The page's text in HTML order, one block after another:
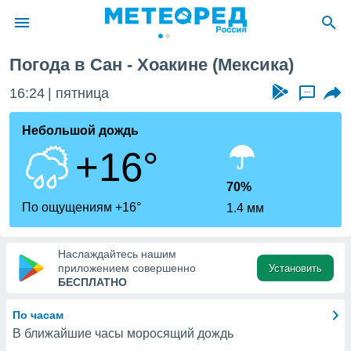
о
Вы можете
к этому
доступ
Погода в Сан - Хоакине (Мексика)
16:24 пятница ...
Небольшой дождь
+16°
По ощущениям +16°
70%
1.4 мм
Наслаждайтесь нашим
приложением совершенно
БЕСПЛАТНО
Установить
По часам
В ближайшие часы моросящий дождь